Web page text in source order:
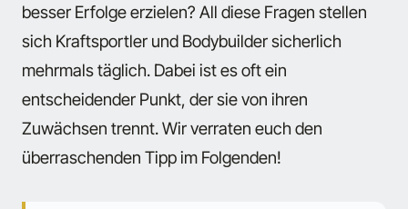
besser Erfolge erzielen? All diese Fragen stellen
sich Kraftsportler und Bodybuilder sicherlich
mehrmals täglich. Dabei ist es oft ein
entscheidender Punkt, der sie von ihren
Zuwächsen trennt. Wir verraten euch den
überraschenden Tipp im Folgenden!